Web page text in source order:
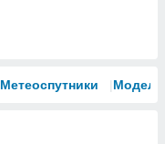
Метеоспутники Модели